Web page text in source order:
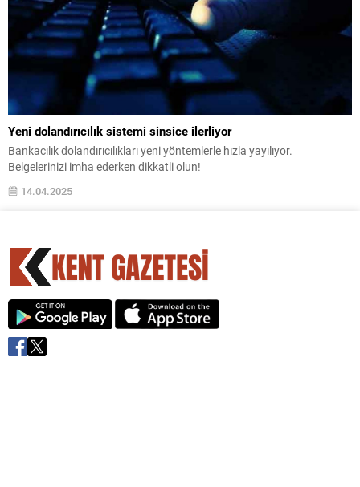
Yeni dolandırıcılık sistemi sinsice ilerliyor
Bankacılık dolandırıcılıkları yeni yöntemlerle hızla yayılıyor.
Belgelerinizi imha ederken dikkatli olun!
14.04.2025